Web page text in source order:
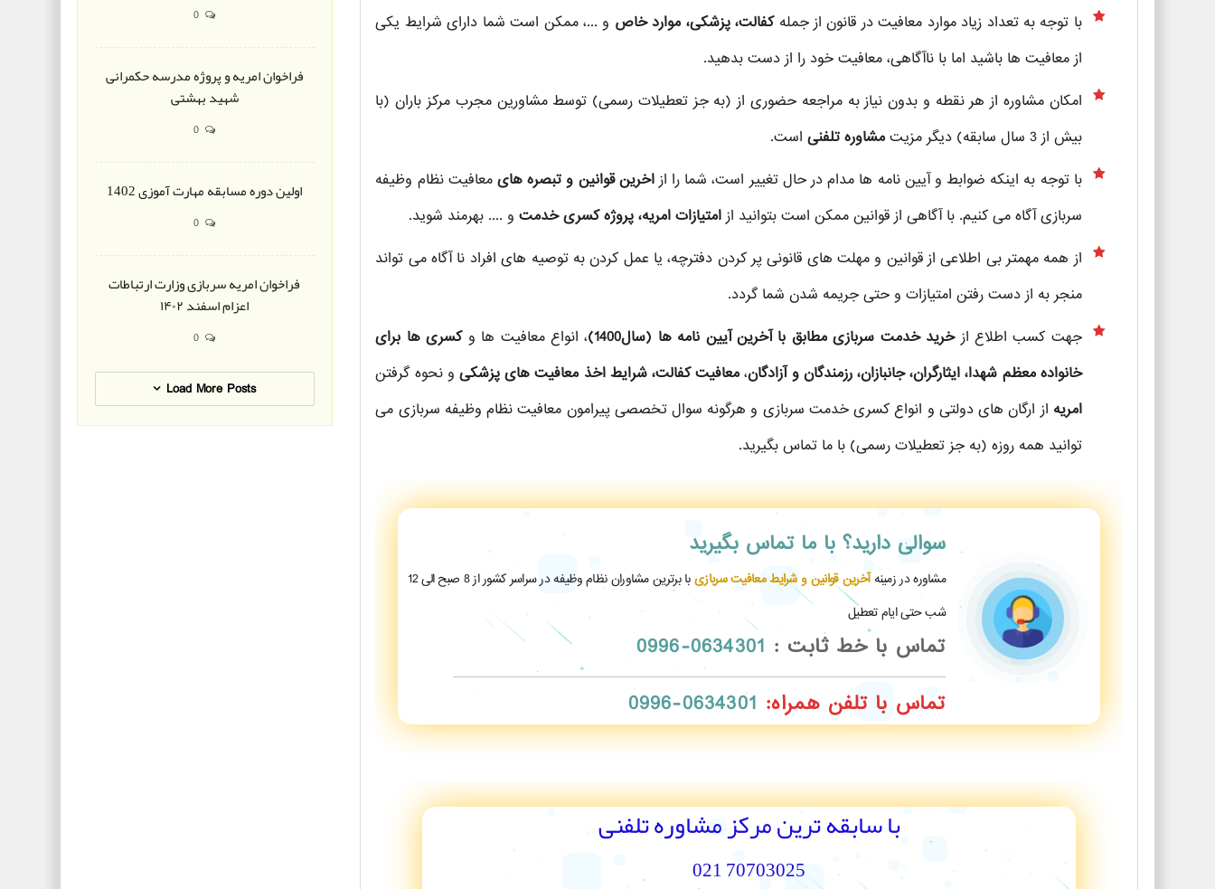
با توجه به تعداد زیاد موارد معافیت در قانون از جملهکفالت، پزشکی، موارد خاص و ...، ممکن است شما دارای شرایط یکی
از معافیت ها باشید اما با ناآگاهی، معافیت خود را از دست بدهید.
امکان مشاوره از هر نقطه و بدون نیاز به مراجعه حضوری از (به جز تعطیلات رسمی) توسط مشاورین مجرب مرکز باران (با
بیش از 3 سال سابقه) دیگر مزیت
مشاوره تلفنی است.
با توجه به اینکه ضوابط و آیین نامه ها مدام در حال تغییر است، شما را ازاخرین قوانین و تبصره هایمعافیت نظام وظیفه
سربازی آگاه می کنیم. با آگاهی از قوانین ممکن است بتوانید از امتیازات امریه، پروژه کسری خدمت و .... بهرمند شوید.
از همه مهمتر بی اطلاعی از قوانین و مهلت های قانونی پر کردن دفترچه، یا عمل کردن به توصیه های افراد نا آگاه می تواند
منجر به از دست رفتن امتیازات و حتی جریمه شدن شما گردد.
جهت کسب اطلاع از خرید خدمت سربازی مطابق با آخرین آیین نامه ها (سال1400) ، انواع معافیت ها و کسری ها برای
خانواده معظم شهدا، ایثارگران، جانبازان، رزمندگان و آزادگان، معافیت کفالت، شرایط اخذ معافیت های پزشکیو نحوه گرفتن
امریه از ارگان های دولتی و انواع کسری خدمت سربازی و هرگونه سوال تخصصی پیرامون معافیت نظام وظیفه سربازی می
توانید همه روزه (به جز تعطیلات رسمی) با ما تماس بگیرید.
سوالی دارید؟ با ما تماس بگیرید
مشاوره در زمینهآخرین قوانین و شرایط معافیت سربازی
با برترین مشاوران نظام وظیفه در سراسر کشور از 8 صبح الی 12
شب حتی ایام تعطیل
تماس با خط ثابت : 0634301-0996
تماس با تلفن همراه: 0634301-0996
با سابقه ترین مرکز مشاوره تلفنی
70703025 021
فراخوان امریه و پروژه مدرسه حکمرانی
شهید بهشتی
اولین دوره مسابقه مهارت آموزی 1402
فراخوان امریه سربازی وزارت ارتباطات
اعزام اسفند ۱۴۰۲
Load More Posts